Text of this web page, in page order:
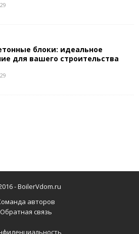
блоки: идеальное
для вашего строительства
-BoilerVdom.ru
авторов
Обратная связь